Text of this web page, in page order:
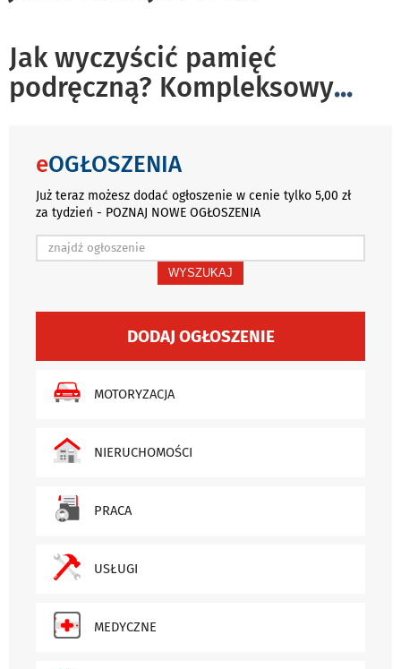
Jak wyczyścić pamięć
podręczną? Kompleksowy...
eOGŁOSZENIA
Już teraz możesz dodać ogłoszenie w cenie tylko 5,00 zł
za tydzień - POZNAJ NOWE OGŁOSZENIA
WYSZUKAJ
DODAJ OGŁOSZENIE
MOTORYZACJA
NIERUCHOMOŚCI
PRACA
USŁUGI
MEDYCZNE